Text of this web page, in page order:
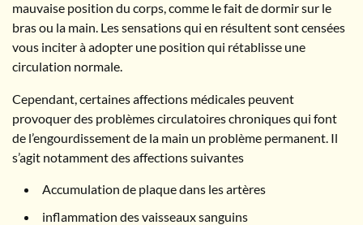
mauvaise position du corps, comme le fait de dormir sur le
bras ou la main. Les sensations qui en résultent sont censées
vous inciter à adopter une position qui rétablisse une
circulation normale.
Cependant, certaines affections médicales peuvent
provoquer des problèmes circulatoires chroniques qui font
de l’engourdissement de la main un problème permanent. Il
s’agit notamment des affections suivantes
Accumulation de plaque dans les artères
inflammation des vaisseaux sanguins